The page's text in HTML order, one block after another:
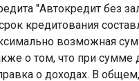
"Автокредит без
кредитования
возможная
о том, что при сумме
о доходах. В